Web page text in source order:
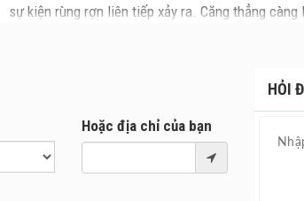
sự kiện rùng rợn liên tiếp xảy ra. Căng thẳng
châm ngòi cho cuộc chiến tranh giành tài sản
Phim mới Sakaratul Maut / Ác Quỷ Truy Hồn dự
Hoặc địa chỉ của bạn
HỎI